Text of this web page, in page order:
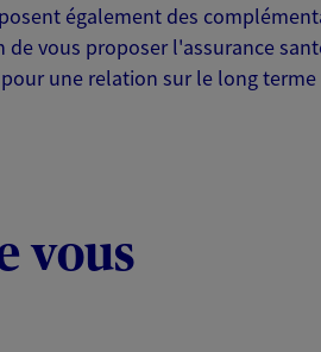
également des
vous proposer l'assurance
une relation sur le long terme
vous